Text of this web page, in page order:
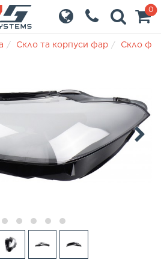
0
Скло та корпуси фар Скло